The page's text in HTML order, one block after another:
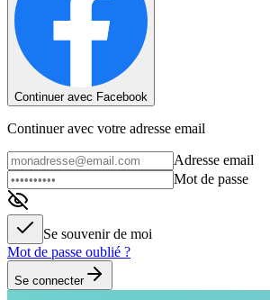
Continuer avec Facebook
Continuer avec votre adresse email
Adresse email
Mot de passe
Se souvenir de moi
Mot de passe oublié ?
Se connecter